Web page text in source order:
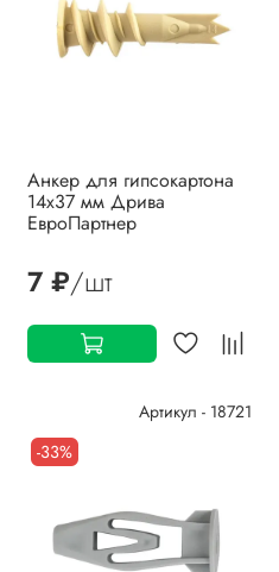
Анкер для гипсокартона
14x37 мм Дрива
ЕвроПартнер
7 ₽/шт
Артикул - 18721
-33%